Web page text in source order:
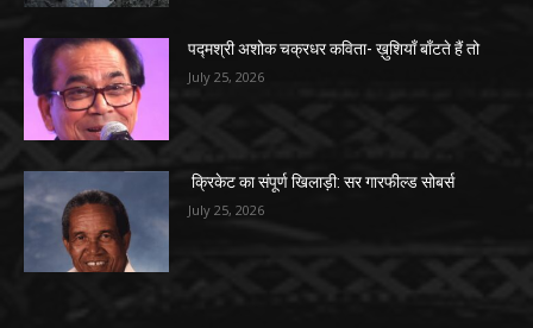
पद्मश्री अशोक चक्रधर कविता- ख़ुशियाँ बाँटते हैं तो
July 25, 2026
क्रिकेट का संपूर्ण खिलाड़ी: सर गारफील्ड सोबर्स
July 25, 2026